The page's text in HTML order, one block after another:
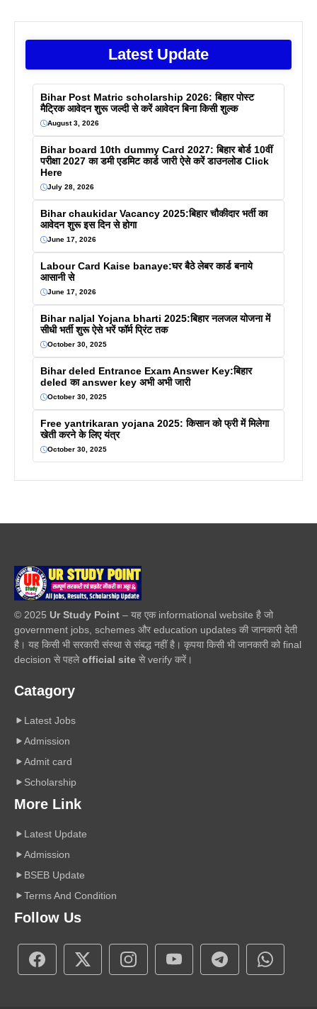
Latest Update
Bihar Post Matric scholarship 2026: बिहार पोस्ट
मैट्रिक आवेदन शुरू जल्दी से करें आवेदन बिना किसी शुल्क
August 3, 2026
Bihar board 10th dummy Card 2027: बिहार बोर्ड 10वीं
परीक्षा 2027 का डमी एडमिट कार्ड जारी ऐसे करें डाउनलोड Click
Here
July 28, 2026
Bihar chaukidar Vacancy 2025:बिहार चौकीदार भर्ती का
आवेदन शुरू इस दिन से होगा
June 17, 2026
Labour Card Kaise banaye:घर बैठे लेबर कार्ड बनाये
आसानी से
June 17, 2026
Bihar naljal Yojana bharti 2025:बिहार नलजल योजना में
सीधी भर्ती शुरू ऐसे भरें फॉर्म प्रिंट तक
October 30, 2025
Bihar deled Entrance Exam Answer Key:बिहार
deled का answer key अभी अभी जारी
October 30, 2025
Free yantrikaran yojana 2025: किसान को फ्री में मिलेगा
खेती करने के लिए यंत्र
October 30, 2025
© 2025 Ur Study Point – यह एक informational website है जो
government jobs, schemes और education updates की जानकारी देती
है। यह किसी भी सरकारी संस्था से संबद्ध नहीं है। कृपया किसी भी जानकारी को final
decision से पहलेofficial site से verify करें।
Catagory
Latest Jobs
Admission
Admit card
Scholarship
More Link
Latest Update
Admission
BSEB Update
Terms And Condition
Follow Us